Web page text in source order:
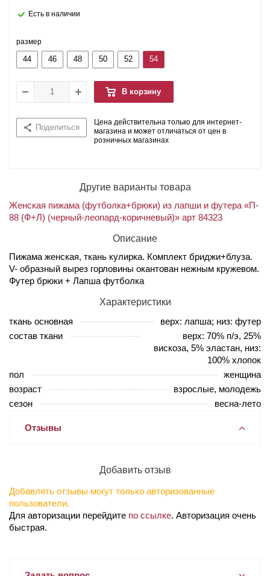
Есть в наличии
размер
44 46 48 50 52 54
В корзину
Поделиться
Цена действительна только для интернет-
магазина и может отличаться от цен в
розничных магазинах
Другие варианты товара
Женская пижама (футболка+брюки) из лапши и футера «П-
88 (Ф+Л) (черный-леопард-коричневый)» арт 84323
Описание
Пижама женская, ткань кулирка. Комплект бриджи+блуза.
V- образный вырез горловины окантован нежным кружевом.
Футер брюки + Лапша футболка
Характеристики
ткань основная
верх: лапша; низ: футер
состав ткани
верх: 70% п/э, 25%
вискоза, 5% эластан, низ:
100% хлопок
пол
женщина
возраст
взрослые, молодежь
сезон
весна-лето
Отзывы
Добавить отзыв
Добавлять отзывы могут только авторизованные
пользователи.
Для авторизации перейдите по ссылке. Авторизация очень
быстрая.